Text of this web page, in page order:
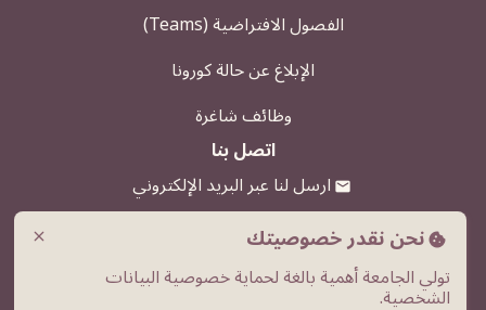
close نحن نقدر خصوصيتك
تولي الجامعة أهمية بالغة لحماية خصوصية البيانات
الشخصية.
الفصول الافتراضية (Teams)
الإبلاغ عن حالة كورونا
وظائف شاغرة
اتصل بنا
ارسل لنا عبر البريد الإلكتروني
920000039
الطريق الدائري الغربي ، مخرج الحمر ، بريدة